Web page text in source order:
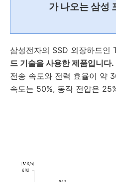
가 나오는 삼성
삼성전자의 SSD 외장하드인
드 기술을 사용한 제품입니다.
전송 속도와 전력 효율이 약
속도는 50%, 동작 전압은